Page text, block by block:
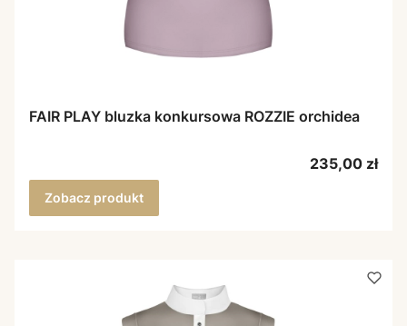
FAIR PLAY bluzka konkursowa ROZZIE orchidea
Cena
235,00 zł
Zobacz produkt